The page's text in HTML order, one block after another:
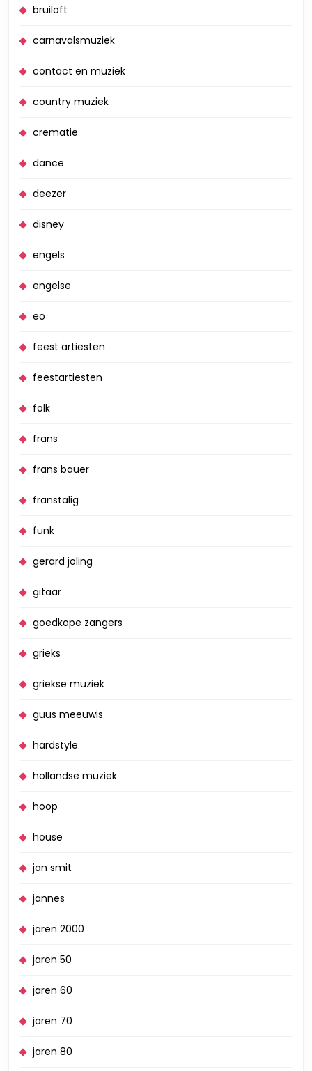
bruiloft
carnavalsmuziek
contact en muziek
country muziek
crematie
dance
deezer
disney
engels
engelse
eo
feest artiesten
feestartiesten
folk
frans
frans bauer
franstalig
funk
gerard joling
gitaar
goedkope zangers
grieks
griekse muziek
guus meeuwis
hardstyle
hollandse muziek
hoop
house
jan smit
jannes
jaren 2000
jaren 50
jaren 60
jaren 70
jaren 80